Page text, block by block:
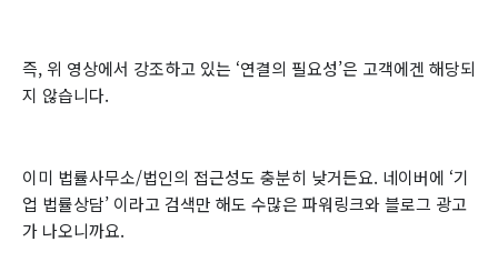
즉, 위 영상에서 강조하고 있는 ‘연결의 필요성’은 고객에겐 해당되
지 않습니다.
이미 법률사무소/법인의 접근성도 충분히 낮거든요. 네이버에 ‘기
업 법률상담’ 이라고 검색만 해도 수많은 파워링크와 블로그 광고
가 나오니까요.